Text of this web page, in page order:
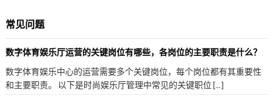
常见问题
数字体育娱乐厅运营的关键岗位有哪些，各岗位的主要职责是什么？
数字体育娱乐中心的运营需要多个关键岗位，每个岗位都有其重要性
和主要职责。 以下是时尚娱乐厅管理中常见的关键职位 […]